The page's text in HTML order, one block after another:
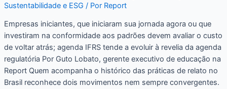
Sustentabilidade e ESG / Por Report
Empresas iniciantes, que iniciaram sua jornada agora ou que
investiram na conformidade aos padrões devem avaliar o custo
de voltar atrás; agenda IFRS tende a evoluir à revelia da agenda
regulatória Por Guto Lobato, gerente executivo de educação na
Report Quem acompanha o histórico das práticas de relato no
Brasil reconhece dois movimentos nem sempre convergentes.